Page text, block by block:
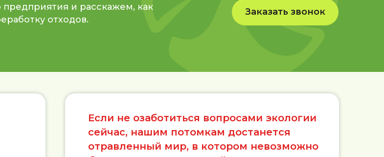
предприятия и расскажем, как
отходов.
Заказать звонок
Если не озаботиться вопросами экологии
сейчас, нашим потомкам достанется
отравленный мир, в котором невозможно